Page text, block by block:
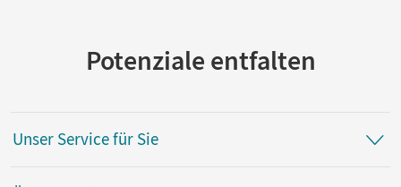
Potenziale entfalten
Unser Service für Sie